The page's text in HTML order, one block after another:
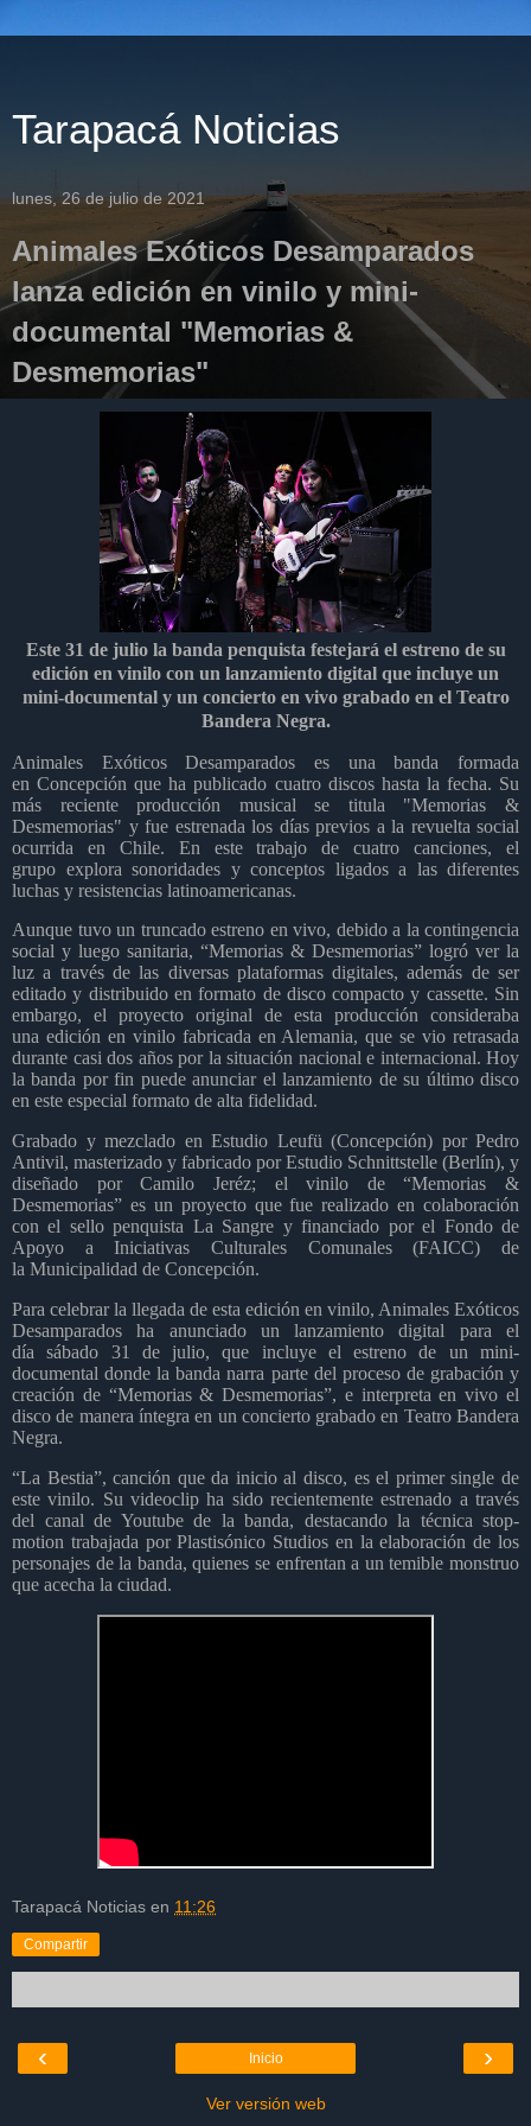
Tarapacá Noticias
lunes, 26 de julio de 2021
Animales Exóticos Desamparados
lanza edición en vinilo y mini-
documental "Memorias &
Desmemorias"
Este 31 de julio la banda penquista festejará el estreno de su
edición en vinilo con un lanzamiento digital que incluye un
mini-documental y un concierto en vivo grabado en el Teatro
Bandera Negra.
Animales Exóticos Desamparados es una banda formada
en Concepción que ha publicado cuatro discos hasta la fecha. Su
más reciente producción musical se titula "Memorias &
Desmemorias" y fue estrenada los días previos a la revuelta social
ocurrida en Chile. En este trabajo de cuatro canciones, el
grupo explora sonoridades y conceptos ligados a las diferentes
luchas y resistencias latinoamericanas.
Aunque tuvo un truncado estreno en vivo, debido a la contingencia
social y luego sanitaria, “Memorias & Desmemorias” logró ver la
luz a través de las diversas plataformas digitales, además de ser
editado y distribuido en formato de disco compacto y cassette. Sin
embargo, el proyecto original de esta producción consideraba
una edición en vinilo fabricada en Alemania, que se vio retrasada
durante casi dos años por la situación nacional e internacional. Hoy
la banda por fin puede anunciar el lanzamiento de su último disco
en este especial formato de alta fidelidad.
Grabado y mezclado en Estudio Leufü (Concepción) por Pedro
Antivil, masterizado y fabricado por Estudio Schnittstelle (Berlín), y
diseñado por Camilo Jeréz; el vinilo de “Memorias &
Desmemorias” es un proyecto que fue realizado en colaboración
con el sello penquista La Sangre y financiado por el Fondo de
Apoyo a Iniciativas Culturales Comunales (FAICC) de
la Municipalidad de Concepción.
Para celebrar la llegada de esta edición en vinilo, Animales Exóticos
Desamparados ha anunciado un lanzamiento digital para el
día sábado 31 de julio, que incluye el estreno de un mini-
documental donde la banda narra parte del proceso de grabación y
creación de “Memorias & Desmemorias”, e interpreta en vivo el
disco de manera íntegra en un concierto grabado en Teatro Bandera
Negra.
“La Bestia”, canción que da inicio al disco, es el primer single de
este vinilo. Su videoclip ha sido recientemente estrenado a través
del canal de Youtube de la banda, destacando la técnica stop-
motion trabajada por Plastisónico Studios en la elaboración de los
personajes de la banda, quienes se enfrentan a un temible monstruo
que acecha la ciudad.
Tarapacá Noticias en 11:26
Compartir
‹ ›
Inicio
Ver versión web